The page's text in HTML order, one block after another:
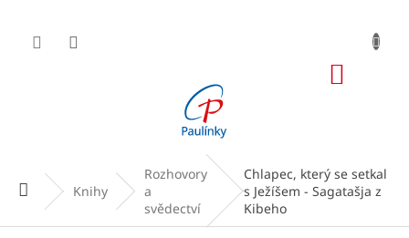
obsah
Domů Knihy
Rozhovory
a
svědectví
Chlapec, který se setkal
s Ježíšem - Sagatašja z
Kibeho